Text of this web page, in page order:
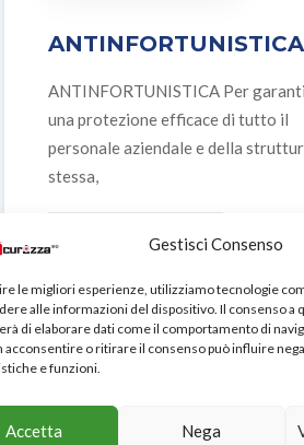
Gestisci Consenso
le migliori esperienze, utilizziamo tecnologie
alle informazioni del dispositivo. Il consenso a
di elaborare dati come il comportamento di
acconsentire o ritirare il consenso può influire
e funzioni.
Accetta Nega
ANTINFORTUNISTICA
ANTINFORTUNISTICA Per
una protezione efficace di tutto il
personale aziendale e della
stessa,
VIEW DETAILS